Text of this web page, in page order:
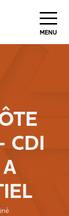
MENU
CDI